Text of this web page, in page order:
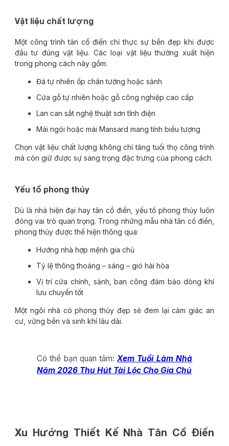
Vật liệu chất lượng
Một công trình tân cổ điển chỉ thực sự bền đẹp khi được
đầu tư đúng vật liệu. Các loại vật liệu thường xuất hiện
trong phong cách này gồm:
Đá tự nhiên ốp chân tường hoặc sảnh
Cửa gỗ tự nhiên hoặc gỗ công nghiệp cao cấp
Lan can sắt nghệ thuật sơn tĩnh điện
Mái ngói hoặc mái Mansard mang tính biểu tượng
Chọn vật liệu chất lượng không chỉ tăng tuổi thọ công trình
mà còn giữ được sự sang trọng đặc trưng của phong cách.
Yếu tố phong thủy
Dù là nhà hiện đại hay tân cổ điển, yếu tố phong thủy luôn
đóng vai trò quan trọng. Trong những mẫu nhà tân cổ điển,
phong thủy được thể hiện thông qua:
Hướng nhà hợp mệnh gia chủ
Tỷ lệ thông thoáng – sáng – gió hài hòa
Vị trí cửa chính, sảnh, ban công đảm bảo dòng khí
lưu chuyển tốt
Một ngôi nhà có phong thủy đẹp sẽ đem lại cảm giác an
cư, vững bền và sinh khí lâu dài.
Có thể bạn quan tâm:Xem Tuổi Làm Nhà
Năm 2026 Thu Hút Tài Lộc Cho Gia Chủ
Xu Hướng Thiết Kế Nhà Tân Cổ Điển